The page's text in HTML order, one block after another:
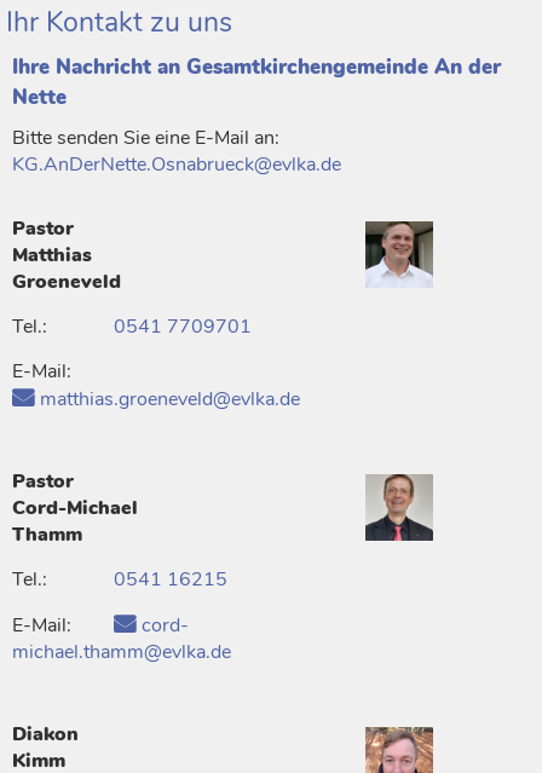
Ihr Kontakt zu uns
Ihre Nachricht an Gesamtkirchengemeinde An der
Nette
Bitte senden Sie eine E-Mail an:
KG.AnDerNette.Osnabrueck@evlka.de
Pastor
Matthias
Groeneveld
Tel.:
0541 7709701
E-Mail:
matthias.groeneveld@evlka.de
Pastor
Cord-Michael
Thamm
Tel.:
0541 16215
E-Mail:
cord-
michael.thamm@evlka.de
Diakon
Kimm